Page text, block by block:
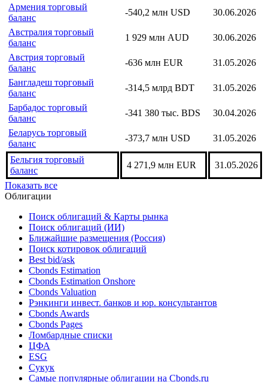
Аргентина торговый
баланс
2 194 млн USD
30.06.2026
Бахрейн торговый баланс
-62,4 млн BHD
31.05.2026
Армения торговый
баланс
Австралия торговый
баланс
Австрия торговый
баланс
Бангладеш торговый
баланс
Барбадос торговый
баланс
-341 380 тыс. BDS
30.04.2026
Беларусь торговый
баланс
-373,7 млн USD 31.05.2026
Бельгия торговый
баланс
Показать все
Облигации
Поиск облигаций & Карты рынка
Поиск облигаций (ИИ)
Ближайшие размещения (Россия)
Поиск котировок облигаций
Best bid/ask
Cbonds Estimation
Cbonds Estimation Onshore
Cbonds Valuation
Рэнкинги инвест. банков и юр. консультантов
Cbonds Awards
Cbonds Pages
Ломбардные списки